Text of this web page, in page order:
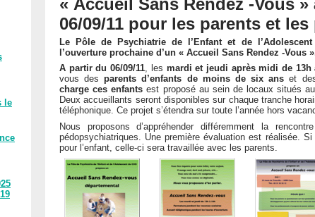
le
06/09/11 pour les parents et
Le Pôle de Psychiatrie de l’Enfant et de
l’ouverture prochaine d’un « Accueil Sans Rendez -Vous
A partir du 06/09/11, les mardi et jeudi après midi de 13h
vous desparents d’enfants de moins de six ans et
charge ces enfants est proposé au sein de locaux situés
Deux accueillants seront disponibles sur chaque tranche
téléphonique. Ce projet s’étendra sur toute l’année hors
Nous proposons d’appréhender différemment la
pédopsychiatriques. Une première évaluation est réalisée.
pour l’enfant, celle-ci sera travaillée avec les parents.